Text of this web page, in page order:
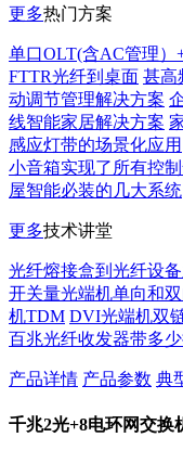
更多热门方案
单口OLT(含AC管理）
FTTR光纤到桌面 甚高
动调节管理解决方案
线智能家居解决方案
感应灯带的场景化应用
小音箱实现了所有控
屋智能必装的几大系统
更多技术讲堂
光纤熔接盒到光纤设
开关量光端机单向和
机TDM DVI光端机双
百兆光纤收发器带多
产品详情 产品参数 典
千兆2光+8电环网交换